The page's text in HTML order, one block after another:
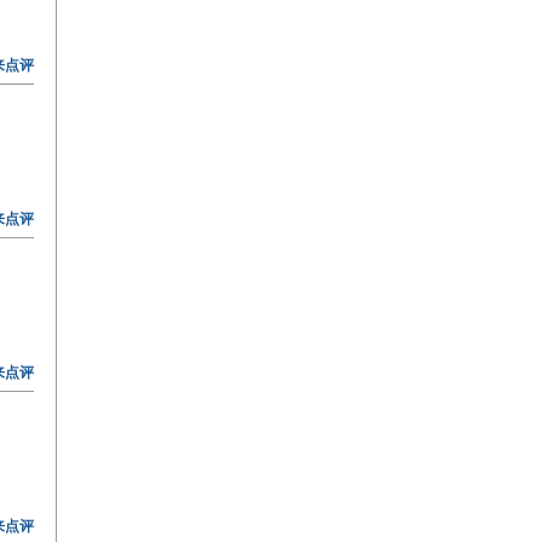
点评
点评
点评
点评